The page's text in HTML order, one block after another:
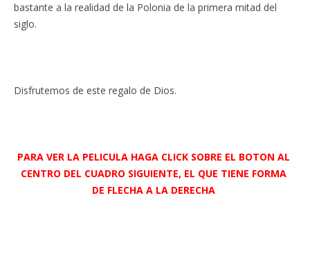
bastante a la realidad de la Polonia de la primera mitad del
siglo.
Disfrutemos de este regalo de Dios.
PARA VER LA PELICULA HAGA CLICK SOBRE EL BOTON AL
CENTRO DEL CUADRO SIGUIENTE, EL QUE TIENE FORMA
DE FLECHA A LA DERECHA